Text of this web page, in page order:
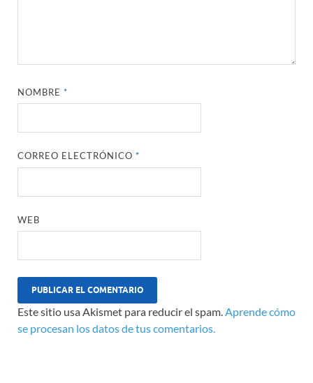
NOMBRE*
CORREO ELECTRÓNICO*
WEB
Este sitio usa Akismet para reducir el spam.Aprende cómo
se procesan los datos de tus comentarios.